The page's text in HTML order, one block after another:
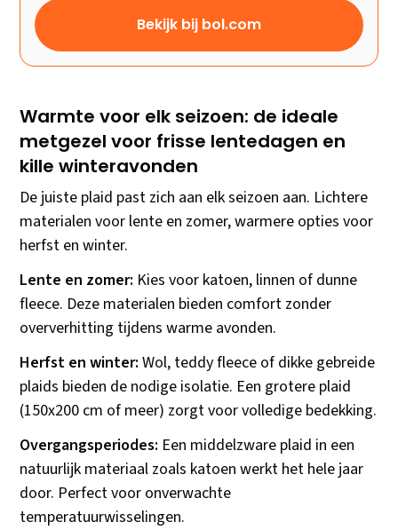
Bekijk bij bol.com
Warmte voor elk seizoen: de ideale
metgezel voor frisse lentedagen en
kille winteravonden
De juiste plaid past zich aan elk seizoen aan. Lichtere
materialen voor lente en zomer, warmere opties voor
herfst en winter.
Lente en zomer: Kies voor katoen, linnen of dunne
fleece. Deze materialen bieden comfort zonder
oververhitting tijdens warme avonden.
Herfst en winter: Wol, teddy fleece of dikke gebreide
plaids bieden de nodige isolatie. Een grotere plaid
(150x200 cm of meer) zorgt voor volledige bedekking.
Overgangsperiodes: Een middelzware plaid in een
natuurlijk materiaal zoals katoen werkt het hele jaar
door. Perfect voor onverwachte
temperatuurwisselingen.